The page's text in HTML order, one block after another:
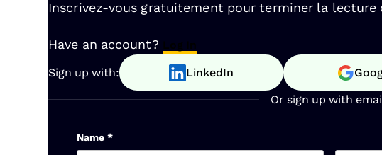
Inscrivez-vous gratuitement pour terminer la lecture
Have an account? Log In
Sign up with: LinkedIn
Or sign up with
Name *